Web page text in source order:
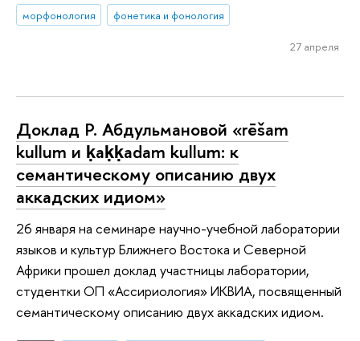
морфонология
фонетика и фонология
27 апреля
Доклад Р. Абдульмановой «rēšam
kullum и ḳaḳḳadam kullum: к
семантическому описанию двух
аккадских идиом»
26 января на семинаре научно-учебной лаборатории
языков и культур Ближнего Востока и Северной
Африки прошел доклад участницы лаборатории,
студентки ОП «Ассириология» ИКВИА, посвященный
семантическому описанию двух аккадских идиом.